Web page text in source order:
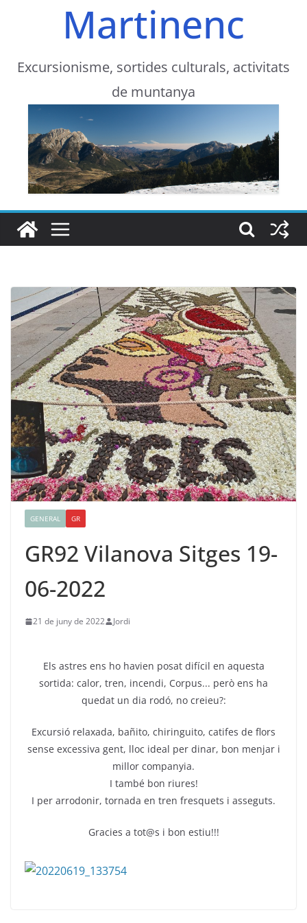
Martinenc
Excursionisme, sortides culturals, activitats
de muntanya
GENERAL GR
GR92 Vilanova Sitges 19-
06-2022
21 de juny de 2022 Jordi
Els astres ens ho havien posat difícil en aquesta
sortida: calor, tren, incendi, Corpus... però ens ha
quedat un dia rodó, no creieu?:
Excursió relaxada, bañito, chiringuito, catifes de flors
sense excessiva gent, lloc ideal per dinar, bon menjar i
millor companyia.
I també bon riures!
I per arrodonir, tornada en tren fresquets i asseguts.
Gracies a tot@s i bon estiu!!!